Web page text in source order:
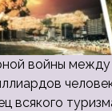
войны
всякого